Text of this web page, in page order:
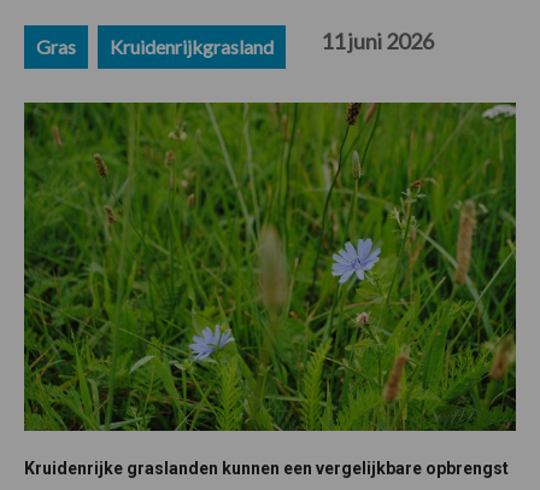
Gras Kruidenrijkgrasland 11 juni 2026
Kruidenrijke graslanden kunnen een vergelijkbare opbrengst